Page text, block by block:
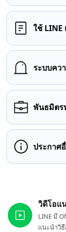
ใช้ LINE
ระบบคว
พันธมิตร
ประกาศ
วิดีโอแ
LINE มี
แนะนำวิธี